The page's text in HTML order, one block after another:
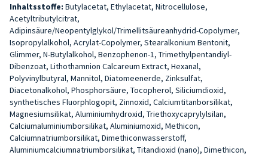
Inhaltsstoffe: Butylacetat, Ethylacetat, Nitrocellulose,
Acetyltributylcitrat,
Adipinsäure/Neopentylglykol/Trimellitsäureanhydrid-Copolymer,
Isopropylalkohol, Acrylat-Copolymer, Stearalkonium Bentonit,
Glimmer, N-Butylalkohol, Benzophenon-1, Trimethylpentandiyl-
Dibenzoat, Lithothamnion Calcareum Extract, Hexanal,
Polyvinylbutyral, Mannitol, Diatomeenerde, Zinksulfat,
Diacetonalkohol, Phosphorsäure, Tocopherol, Siliciumdioxid,
synthetisches Fluorphlogopit, Zinnoxid, Calciumtitanborsilikat,
Magnesiumsilikat, Aluminiumhydroxid, Triethoxycaprylylsilan,
Calciumaluminiumborsilikat, Aluminiumoxid, Methicon,
Calciumnatriumborsilikat, Dimethiconwasserstoff,
Aluminiumcalciumnatriumborsilikat, Titandioxid (nano), Dimethicon,